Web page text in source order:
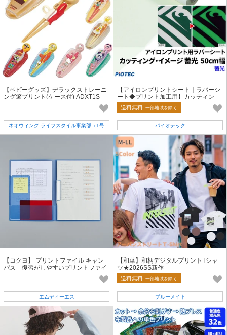
【ベビーグッズ】デラックストレーニ
ング箸プリント(ケース付) ADXT1S
ネオウィング ライフスタイル事業部（1号
店）
【アイロンプリントシート｜ラバーシ
ート◆プリント加工用】カッティン
グ・イメージ 50cm幅 蓄光
送料無料 一部地域を除く
パイオテック
【コクヨ】 プリントファイル キャン
パス 復習がしやすいプリントファイ
エムディーエス
【和華】和柄デジタルプリントTシャ
ツ★2026SS新作
送料無料 一部地域を除く
ブルーメイト